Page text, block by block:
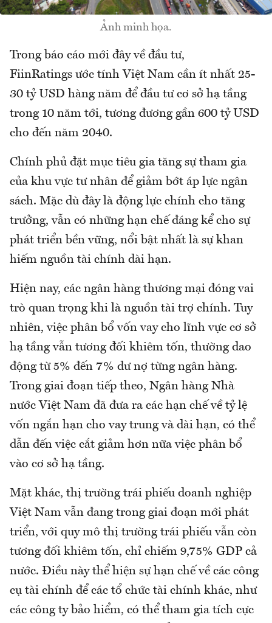
Ảnh minh họa.
Trong báo cáo mới đây về đầu tư,
FiinRatings ước tính Việt Nam cần ít nhất 25-
30 tỷ USD hàng năm để đầu tư cơ sở hạ tầng
trong 10 năm tới, tương đương gần 600 tỷ USD
cho đến năm 2040.
Chính phủ đặt mục tiêu gia tăng sự tham gia
của khu vực tư nhân để giảm bớt áp lực ngân
sách. Mặc dù đây là động lực chính cho tăng
trưởng, vẫn có những hạn chế đáng kể cho sự
phát triển bền vững, nổi bật nhất là sự khan
hiếm nguồn tài chính dài hạn.
Hiện nay, các ngân hàng thương mại đóng vai
trò quan trọng khi là nguồn tài trợ chính. Tuy
nhiên, việc phân bổ vốn vay cho lĩnh vực cơ sở
hạ tầng vẫn tương đối khiêm tốn, thường dao
động từ 5% đến 7% dư nợ từng ngân hàng.
Trong giai đoạn tiếp theo, Ngân hàng Nhà
nước Việt Nam đã đưa ra các hạn chế về tỷ lệ
vốn ngắn hạn cho vay trung và dài hạn, có thể
dẫn đến việc cắt giảm hơn nữa việc phân bổ
vào cơ sở hạ tầng.
Mặt khác, thị trường trái phiếu doanh nghiệp
Việt Nam vẫn đang trong giai đoạn mới phát
triển, với quy mô thị trường trái phiếu vẫn còn
tương đối khiêm tốn, chỉ chiếm 9,75% GDP cả
nước. Điều này thể hiện sự hạn chế về các công
cụ tài chính để các tổ chức tài chính khác, như
các công ty bảo hiểm, có thể tham gia tích cực